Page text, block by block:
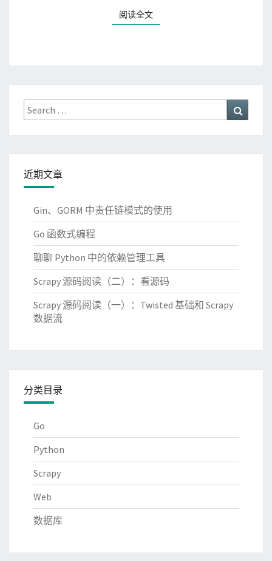
阅读全文
Search
for:
近期文章
Gin、GORM 中责任链模式的使用
Go 函数式编程
聊聊 Python 中的依赖管理工具
Scrapy 源码阅读（二）：看源码
Scrapy 源码阅读（一）：Twisted 基础和 Scrapy
数据流
分类目录
Go
Python
Scrapy
Web
数据库